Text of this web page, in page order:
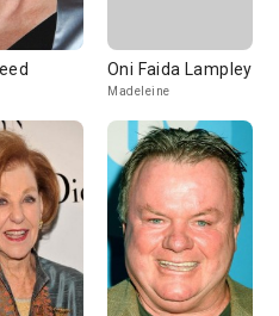
Oni Faida Lampley
Madeleine